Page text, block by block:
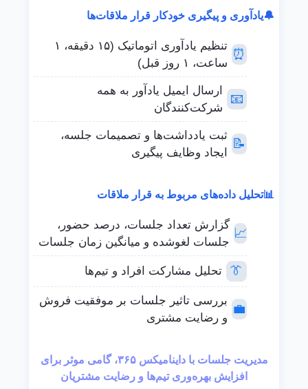
🔔یادآوری و پیگیری خودکار قرار ملاقات‌ها
⏰
تنظیم یادآوری اتوماتیک (۱۵ دقیقه، ۱
ساعت، ۱ روز قبل)
📧
ارسال ایمیل یادآور به همه
شرکت‌کنندگان
📝
ثبت یادداشت‌ها و تصمیمات جلسه،
ایجاد وظایف پیگیری
📊تحلیل داده‌های مربوط به قرار ملاقات
📈
گزارش تعداد جلسات، درصد حضور،
جلسات لغوشده و میانگین زمان جلسات
👔 تحلیل مشارکت افراد و تیم‌ها
💼
بررسی تاثیر جلسات بر موفقیت فروش
و رضایت مشتری
مدیریت جلسات با داینامیکس ۳۶۵، گامی موثر برای
افزایش بهره‌وری تیم‌ها و رضایت مشتریان